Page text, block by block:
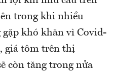
trong khi nhiều
gặp khó khăn vì Covid-
giá tôm trên thị
còn tăng trong nửa